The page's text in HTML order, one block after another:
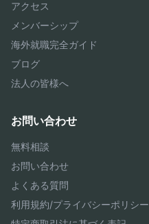
アクセス
メンバーシップ
海外就職完全ガイド
ブログ
法人の皆様へ
お問い合わせ
無料相談
お問い合わせ
よくある質問
利用規約/プライバシーポリシー